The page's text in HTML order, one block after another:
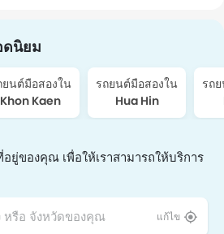
ดนิยม
ยนต์มือสองใน
Khon Kaen
รถยนต์มือสองใน
Hua Hin
รถ
ยู่ของคุณ เพื่อให้เราสามารถให้บริการ
แก้ไข